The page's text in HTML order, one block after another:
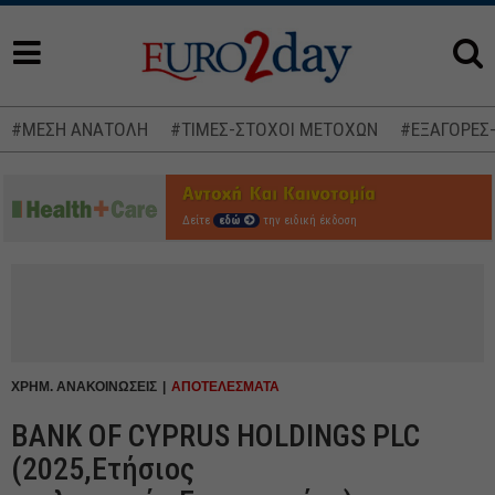
#ΜΕΣΗ ΑΝΑΤΟΛΗ #ΤΙΜΕΣ-ΣΤΟΧΟΙ ΜΕΤΟΧΩΝ
Δείτε εδώ την ειδική έκδοση
ΧΡΗΜ. ΑΝΑΚΟΙΝΩΣΕΙΣ ΑΠΟΤΕΛΕΣΜΑΤΑ
BANK OF CYPRUS HOLDINGS PLC
(2025,Ετήσιος